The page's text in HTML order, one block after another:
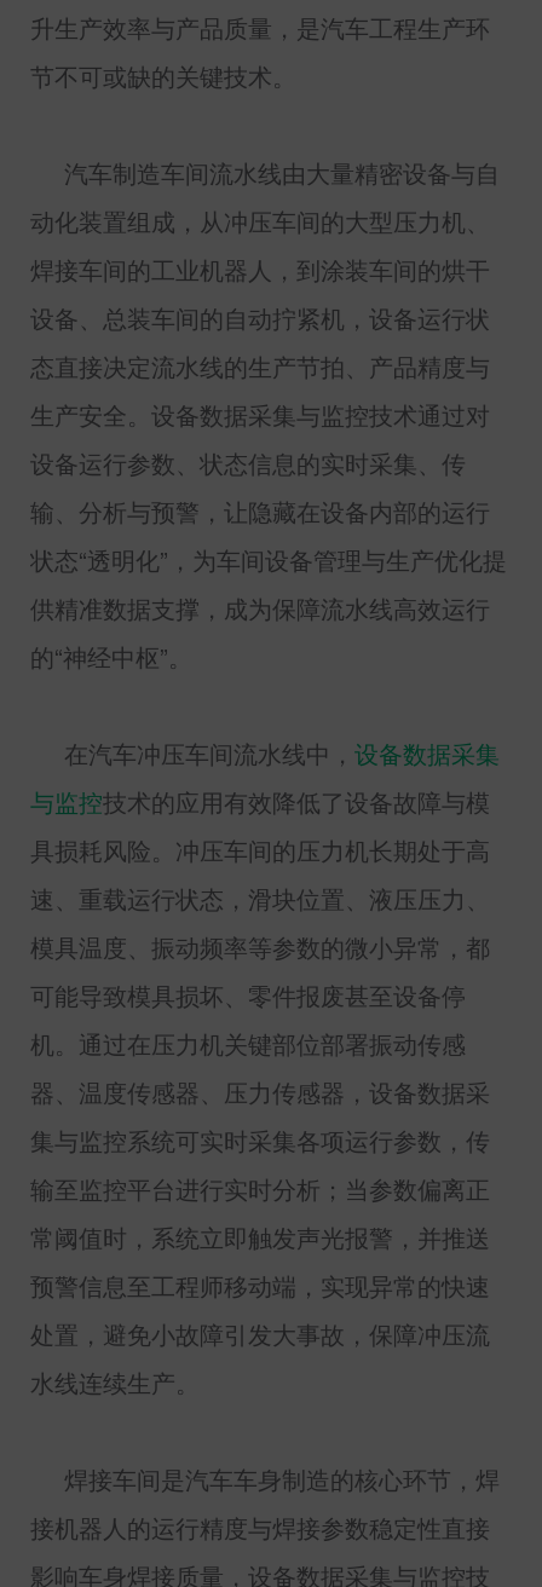
升生产效率与产品质量，是汽车工程生产环
节不可或缺的关键技术。
汽车制造车间流水线由大量精密设备与自
动化装置组成，从冲压车间的大型压力机、
焊接车间的工业机器人，到涂装车间的烘干
设备、总装车间的自动拧紧机，设备运行状
态直接决定流水线的生产节拍、产品精度与
生产安全。设备数据采集与监控技术通过对
设备运行参数、状态信息的实时采集、传
输、分析与预警，让隐藏在设备内部的运行
状态“透明化”，为车间设备管理与生产优化提
供精准数据支撑，成为保障流水线高效运行
的“神经中枢”。
在汽车冲压车间流水线中， 设备数据采集
与监控技术的应用有效降低了设备故障与模
具损耗风险。冲压车间的压力机长期处于高
速、重载运行状态，滑块位置、液压压力、
模具温度、振动频率等参数的微小异常，都
可能导致模具损坏、零件报废甚至设备停
机。通过在压力机关键部位部署振动传感
器、温度传感器、压力传感器，设备数据采
集与监控系统可实时采集各项运行参数，传
输至监控平台进行实时分析；当参数偏离正
常阈值时，系统立即触发声光报警，并推送
预警信息至工程师移动端，实现异常的快速
处置，避免小故障引发大事故，保障冲压流
水线连续生产。
焊接车间是汽车车身制造的核心环节，焊
接机器人的运行精度与焊接参数稳定性直接
影响车身焊接质量，设备数据采集与监控技